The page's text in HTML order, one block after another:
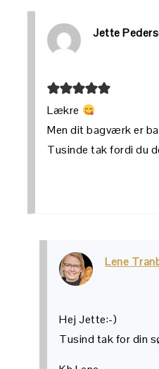
Jette
Lækre
Men dit bagværk er
Tusinde tak fordi du
Lene
Hej Jette:-)
Tusind tak for din